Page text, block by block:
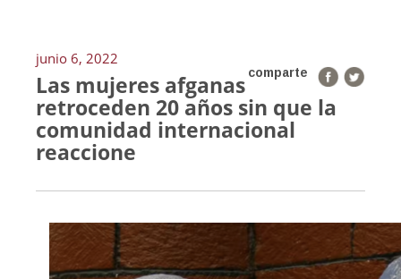
junio 6, 2022
comparte
Las mujeres afganas
retroceden 20 años sin que la
comunidad internacional
reaccione